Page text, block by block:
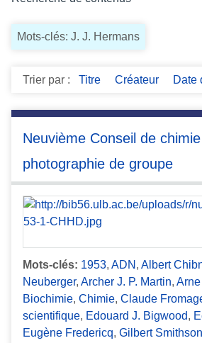
Mots-clés: J. J. Hermans
Trier par : Titre Créateur Date
Neuvième Conseil de
photographie de groupe
Mots-clés: 1953, ADN , Albert
Neuberger, Archer J. P. Martin,
Biochimie, Chimie, Claude
scientifique, Edouard J. Bigwood,
Eugène Fredericq, Gilbert